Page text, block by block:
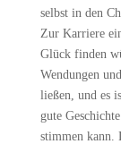
selbst in den
Zur Karriere
Glück finden
Wendungen
ließen, und es
gute
stimmen kann.